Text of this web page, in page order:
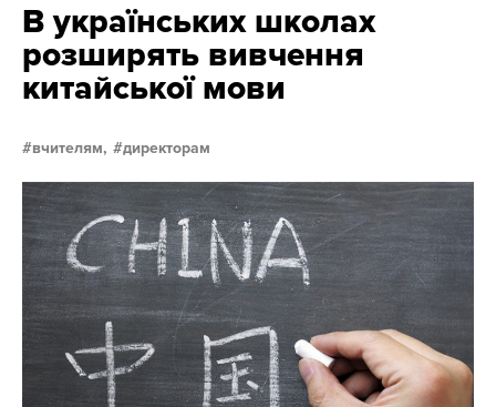
В українських школах
розширять вивчення
китайської мови
вчителям, директорам